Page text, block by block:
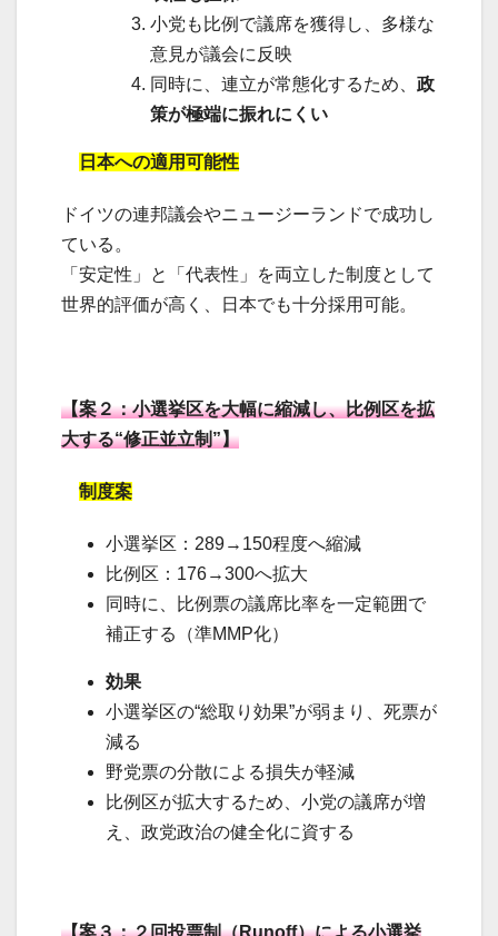
小党も比例で議席を獲得し、多様な
意見が議会に反映
同時に、連立が常態化するため、 政
策が極端に振れにくい
日本への適用可能性
ドイツの連邦議会やニュージーランドで成功し
ている。
「安定性」と「代表性」を両立した制度として
世界的評価が高く、日本でも十分採用可能。
【案２：小選挙区を大幅に縮減し、比例区を拡
大する“修正並立制”】
制度案
小選挙区：289→150程度へ縮減
比例区：176→300へ拡大
同時に、比例票の議席比率を一定範囲で
補正する（準MMP化）
効果
小選挙区の“総取り効果”が弱まり、死票が
減る
野党票の分散による損失が軽減
比例区が拡大するため、小党の議席が増
え、政党政治の健全化に資する